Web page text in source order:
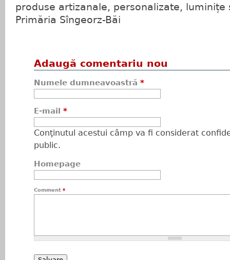
produse artizanale, personalizate,
Primăria Sîngeorz-Băi
Adaugă comentariu nou
Numele dumneavoastră *
E-mail *
Conţinutul acestui câmp va fi considerat
public.
Homepage
Comment *